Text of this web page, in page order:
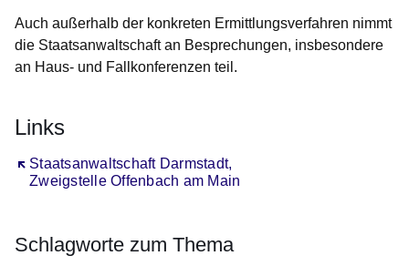
Auch außerhalb der konkreten Ermittlungsverfahren nimmt
die Staatsanwaltschaft an Besprechungen, insbesondere
an Haus- und Fallkonferenzen teil.
Links
Staatsanwaltschaft Darmstadt,
Zweigstelle Offenbach am Main
Öffnet sich in einem neuen Fenster
Schlagworte zum Thema